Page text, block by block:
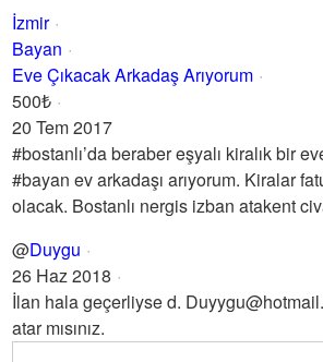
İzmir
Bayan
Eve Çıkacak Arkadaş Arıyorum
500₺
20 Tem 2017
#bostanlı’da beraber eşyalı kiralık bir
#bayan ev arkadaşı arıyorum. Kiralar
olacak. Bostanlı nergis izban atakent
@Duygu
26 Haz 2018
İlan hala geçerliyse d.
atar mısınız.